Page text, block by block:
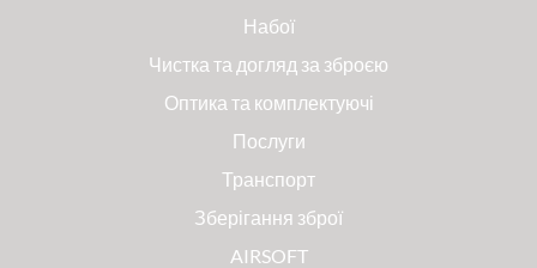
Набої
Чистка та догляд за зброєю
Оптика та комплектуючі
Послуги
Транспорт
Зберігання зброї
AIRSOFT